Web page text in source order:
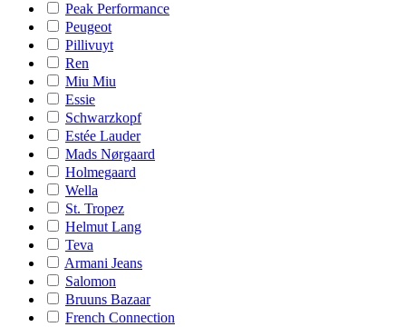
Peak Performance
Peugeot
Pillivuyt
Ren
Miu Miu
Essie
Schwarzkopf
Estée Lauder
Mads Nørgaard
Holmegaard
Wella
St. Tropez
Helmut Lang
Teva
Armani Jeans
Salomon
Bruuns Bazaar
French Connection